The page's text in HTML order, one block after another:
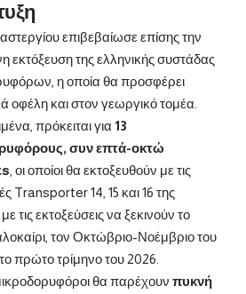
επιβεβαίωσε επίσης την
εκτόξευση της ελληνικής συστάδας
η οποία θα προσφέρει
οφέλη και στον γεωργικό τομέα.
πρόκειται για 13
συν επτά-οκτώ
, οι οποίοι θα εκτοξευθούν με τις
Transporter 14, 15 και 16 της
τις εκτοξεύσεις να ξεκινούν το
τον Οκτώβριο-Νοέμβριο του
πρώτο τρίμηνο του 2026.
θα παρέχουν πυκνή